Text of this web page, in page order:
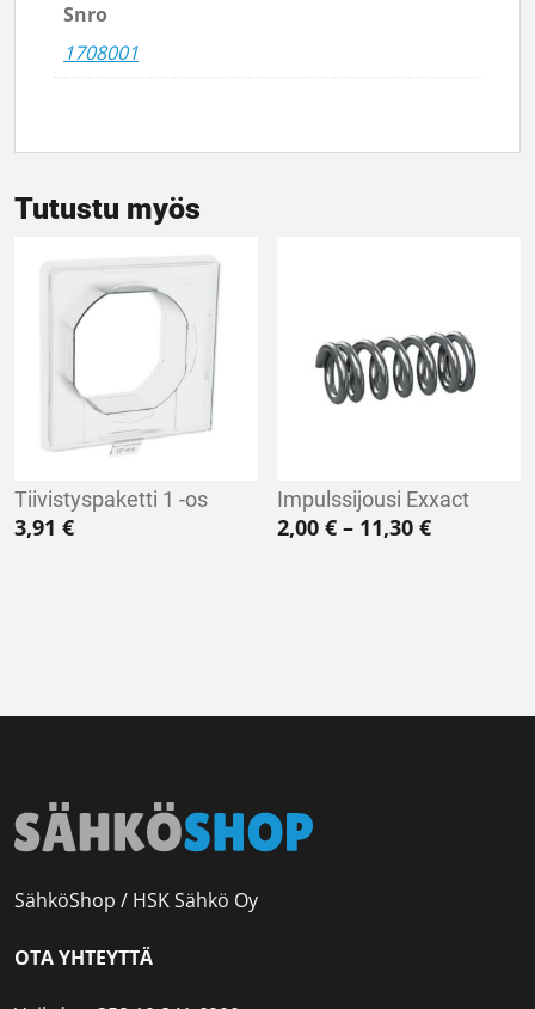
Snro
1708001
Tutustu myös
Tiivistyspaketti 1 -os
3,91 €
Impulssijousi Exxact
2,00€ – 11,30€
SähköShop / HSK Sähkö Oy
OTA YHTEYTTÄ